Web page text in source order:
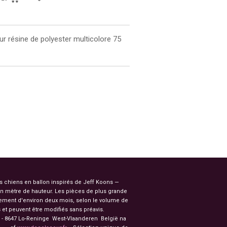
résine de polyester multicolore 75
chiens en ballon inspirés de Jeff Koons —
mètre de hauteur. Les pièces de plus grande
d'environ deux mois, selon le volume de
peuvent être modifiés sans préavis.
- 8647 Lo-Reninge West-Vlaanderen België na